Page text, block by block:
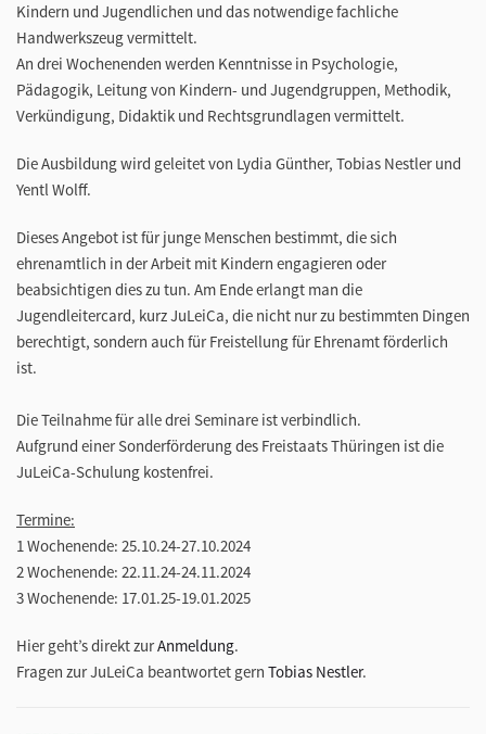
Kindern und Jugendlichen und das notwendige fachliche
Handwerkszeug vermittelt.
An drei Wochenenden werden Kenntnisse in Psychologie,
Pädagogik, Leitung von Kindern- und Jugendgruppen, Methodik,
Verkündigung, Didaktik und Rechtsgrundlagen vermittelt.
Die Ausbildung wird geleitet von Lydia Günther, Tobias Nestler und
Yentl Wolff.
Dieses Angebot ist für junge Menschen bestimmt, die sich
ehrenamtlich in der Arbeit mit Kindern engagieren oder
beabsichtigen dies zu tun. Am Ende erlangt man die
Jugendleitercard, kurz JuLeiCa, die nicht nur zu bestimmten Dingen
berechtigt, sondern auch für Freistellung für Ehrenamt förderlich
ist.
Die Teilnahme für alle drei Seminare ist verbindlich.
Aufgrund einer Sonderförderung des Freistaats Thüringen ist die
JuLeiCa-Schulung kostenfrei.
Termine:
1 Wochenende: 25.10.24-27.10.2024
2 Wochenende: 22.11.24-24.11.2024
3 Wochenende: 17.01.25-19.01.2025
Hier geht’s direkt zurAnmeldung.
Fragen zur JuLeiCa beantwortet gern Tobias Nestler.